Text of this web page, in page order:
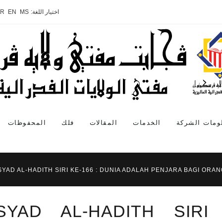
اختيار اللغة: MS
EN
الشركة الخدمات المقالات فلك المحفوظات
AL-HADITH SIRI KE-166 : DUNIA ADALAH PENJARA BAGI
AL-HADITH